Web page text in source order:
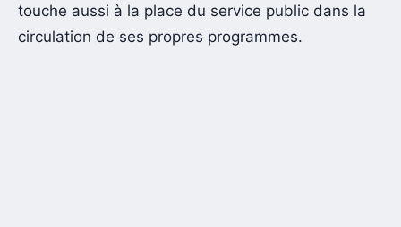
touche aussi à la place du service public dans la
circulation de ses propres programmes.